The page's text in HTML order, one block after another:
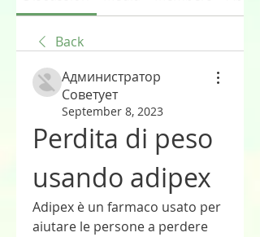
Back
Администратор
Советует
September 8, 2023
Perdita di peso
usando adipex
Adipex è un farmaco usato per
aiutare le persone a perdere